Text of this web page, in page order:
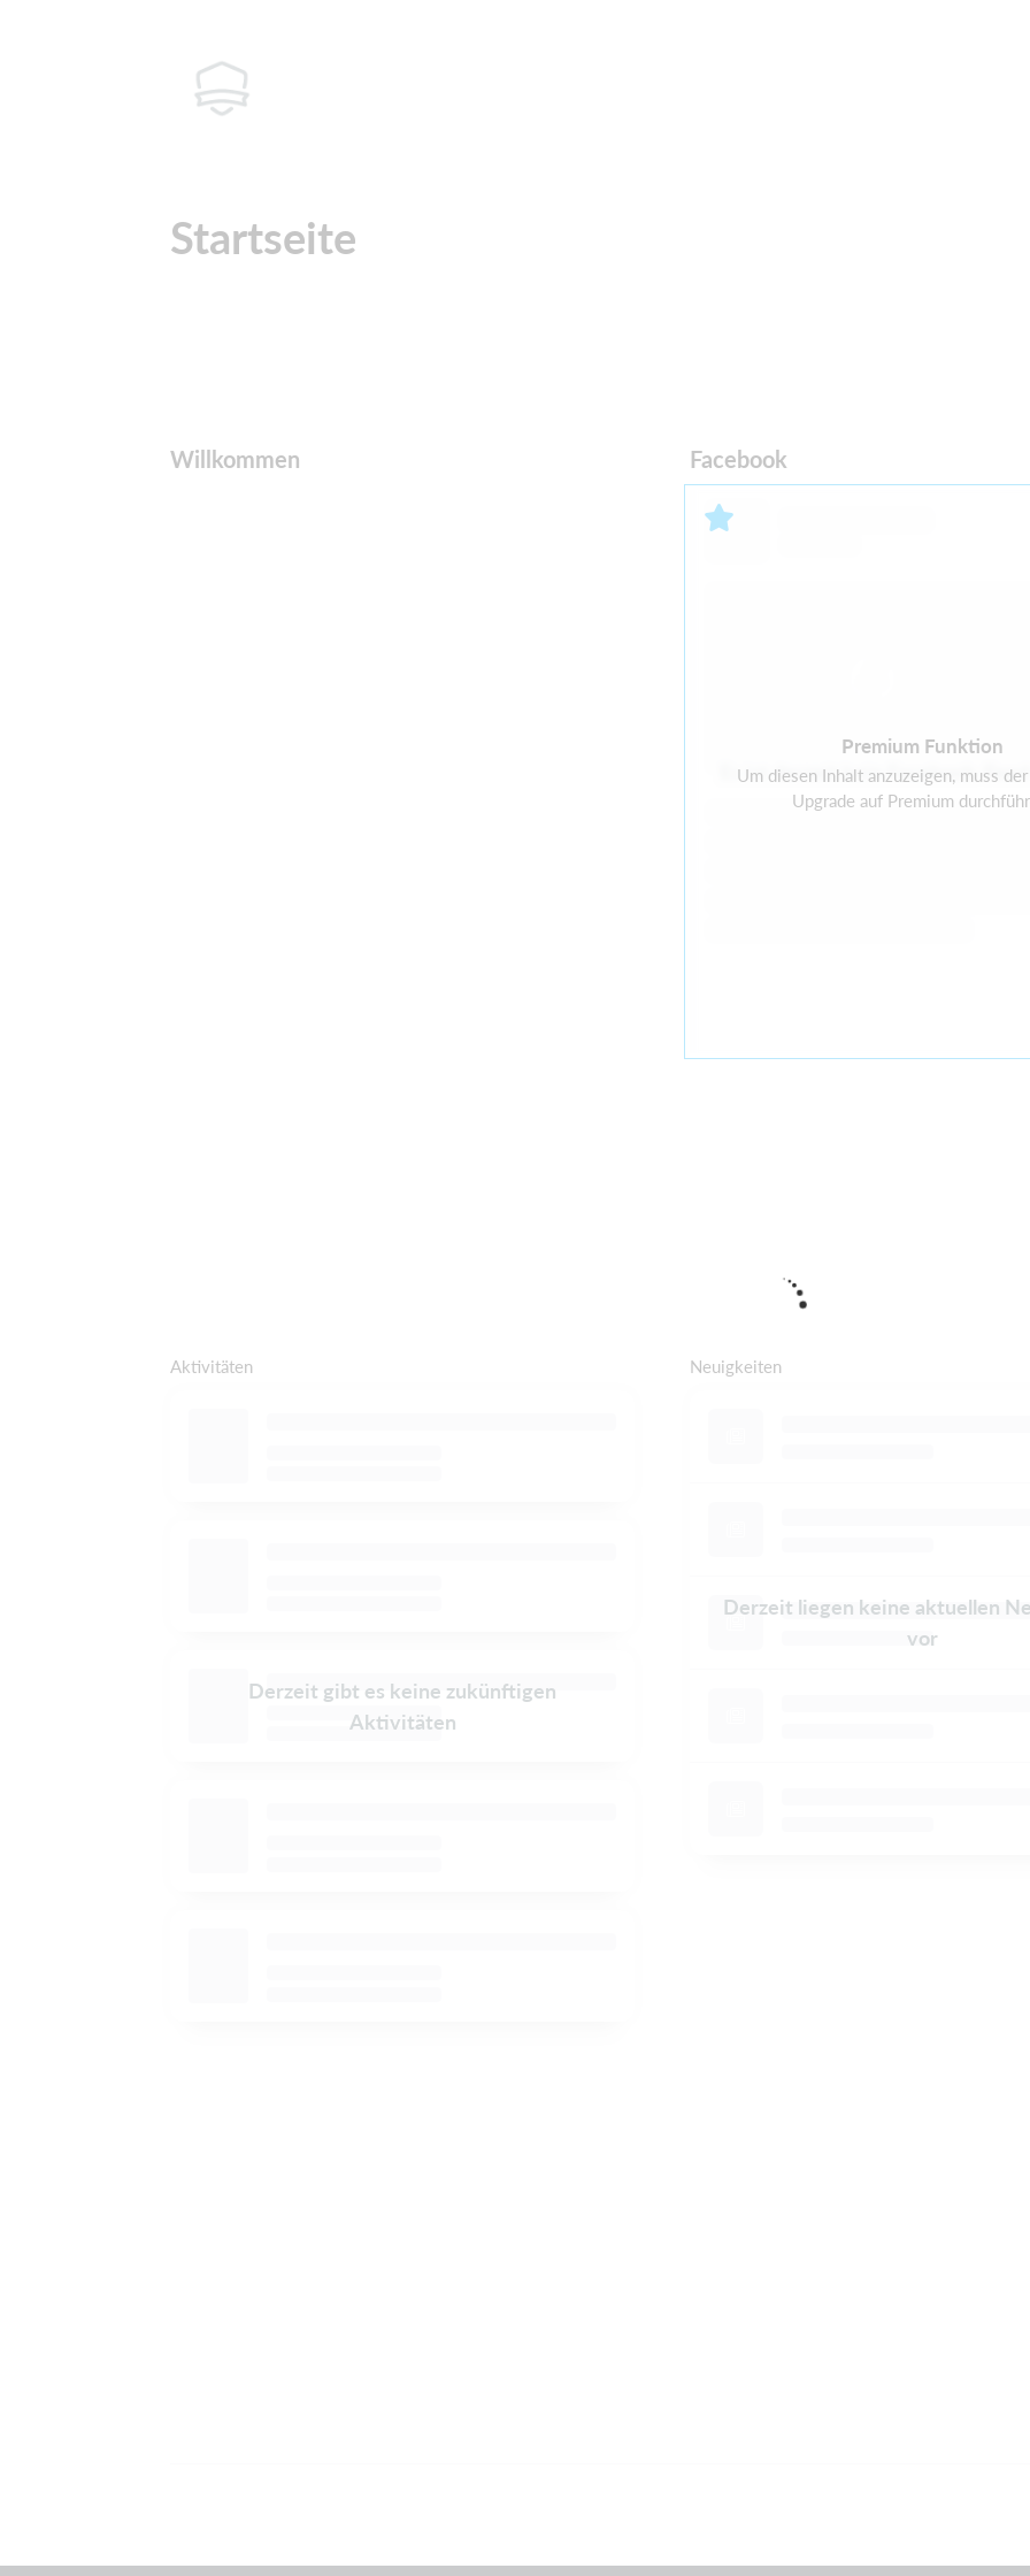
Startseite
Willkommen Facebook
Premium Funktion
Um diesen Inhalt anzuzeigen, muss
Upgrade auf Premium
Es ist derzeit kein Facebook-
Aktivitäten
Derzeit gibt es keine zukünftigen
Aktivitäten
Neuigkeiten
Derzeit liegen keine aktuellen
vor